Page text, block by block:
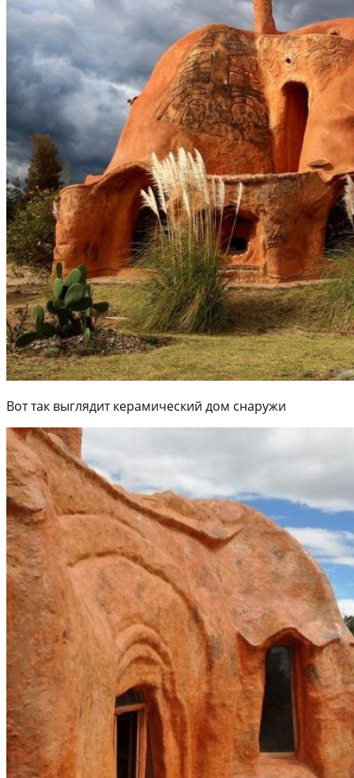
Вот так выглядит керамический дом снаружи